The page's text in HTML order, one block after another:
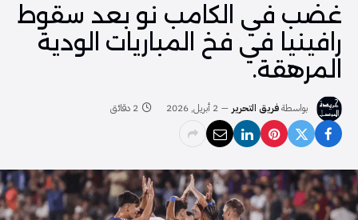
غضب في الكامب نو بعد سقوط
رافينيا في فخ المباريات الودية
المرهقة.
بواسطةفريق التحرير 2 أبريل, 2026 2 دقائق